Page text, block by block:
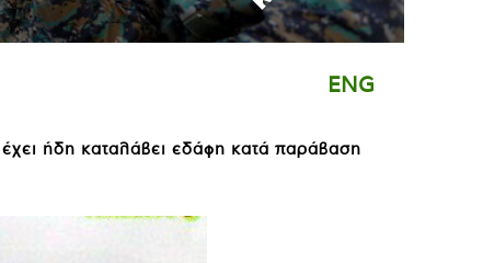
ENG
ήδη καταλάβει εδάφη κατά παράβαση